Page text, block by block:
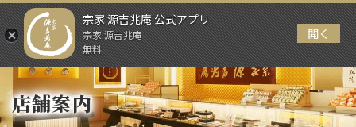
宗家 源吉兆庵 公式アプリ
宗家 源吉兆庵
無料
開く
メニュー
店舗案内